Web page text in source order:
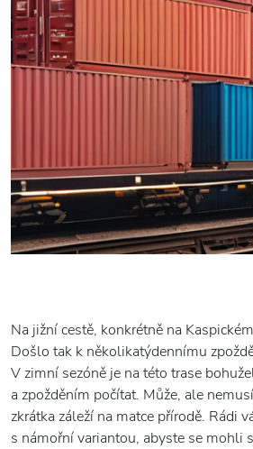
Na jižní cestě, konkrétně na
Došlo tak k několikatýdennímu
V zimní sezóně je na této trase
a zpožděním počítat. Může, ale
zkrátka záleží na matce přírodě. Rádi
s námořní variantou, abyste se mohli